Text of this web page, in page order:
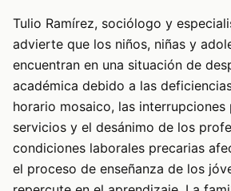
Tulio Ramírez, sociólogo y
advierte que los niños, niñas y
encuentran en una situación de
académica debido a las
horario mosaico, las
servicios y el desánimo de los
condiciones laborales precarias
el proceso de enseñanza de los